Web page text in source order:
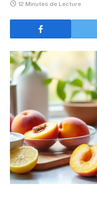
12 Minutes de Lecture